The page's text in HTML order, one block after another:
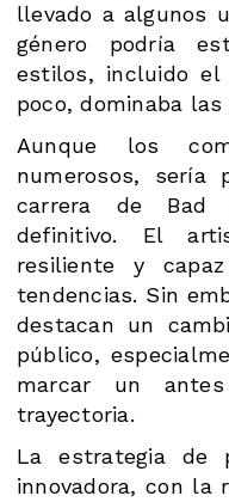
llevado a algunos
género podría
estilos, incluido el
poco, dominaba
Aunque los
numerosos, sería
carrera de Bad
definitivo. El
resiliente y
tendencias. Sin
destacan un
público,
marcar un
trayectoria.
La estrategia de
innovadora, con la